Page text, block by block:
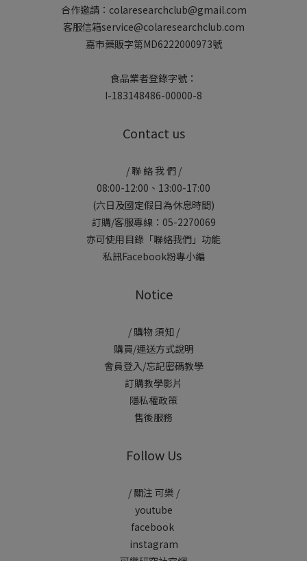
合作邀請：colaresearchclub@gmail.com
客服信箱service@colaresearchclub.com
嘉市藥販字第MD6222000973號
食品業者登錄字號：
I-183148486-00000-8
Contact us
/ 聯 絡 我 們 /
08:00-12:00、13:00-17:00
(六日及國定假日為休息時間)
訂購/客服專線：05-2270069
亦可使用目錄「聯絡我們」功能
私訊Facebook粉專小編
Notice
/ 購物 須知 /
購買/運送方式說明
會員登入/忘記密碼教學
訂購教學影片
隱私權政策
售後服務
Follow Us
/ 關注 可樂 /
youtube
facebook
instagram